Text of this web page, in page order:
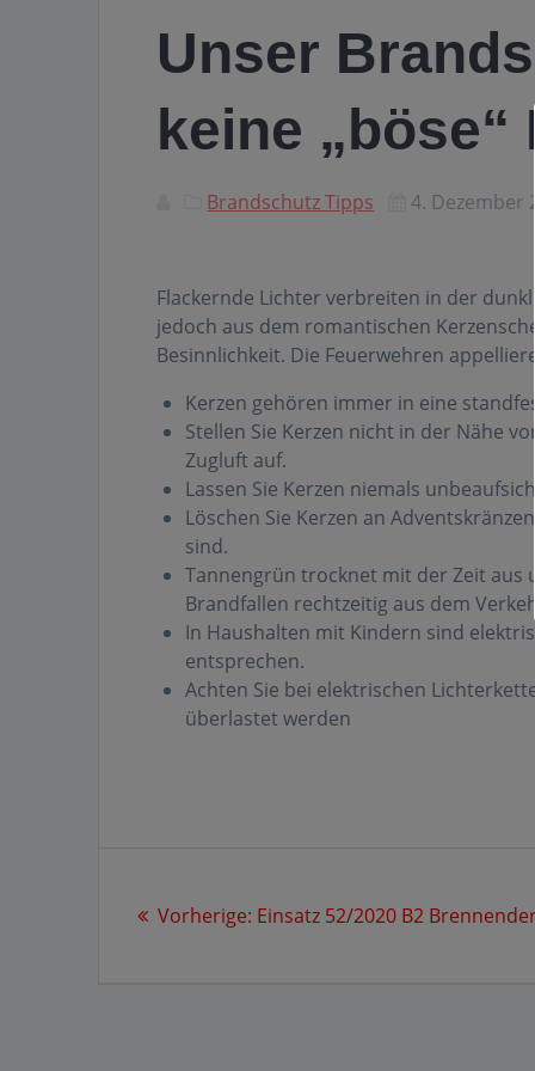
Unser
keine „böse“
Brandschutz Tipps 4. Dezember
Flackernde Lichter verbreiten in der
jedoch aus dem romantischen
Besinnlichkeit. Die Feuerwehren
Kerzen gehören immer in eine
Stellen Sie Kerzen nicht in der Nähe
Zugluft auf.
Lassen Sie Kerzen niemals
Löschen Sie Kerzen an
sind.
Tannengrün trocknet mit der Zeit aus
Brandfallen rechtzeitig aus dem
In Haushalten mit Kindern sind
entsprechen.
Achten Sie bei elektrischen
überlastet werden
Vorherige: Vorheriger
Einsatz 52/2020 B2